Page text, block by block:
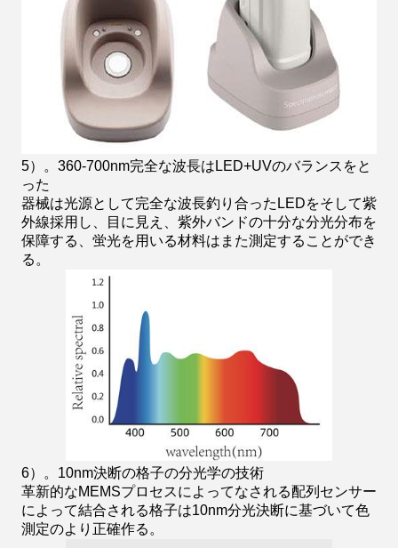
5）。360-700nm完全な波長はLED+UVのバランスをと
った
器械は光源として完全な波長釣り合ったLEDをそして紫
外線採用し、目に見え、紫外バンドの十分な分光分布を
保障する、蛍光を用いる材料はまた測定することができ
る。
6）。10nm決断の格子の分光学の技術
革新的なMEMSプロセスによってなされる配列センサー
によって結合される格子は10nm分光決断に基づいて色
測定のより正確作る。